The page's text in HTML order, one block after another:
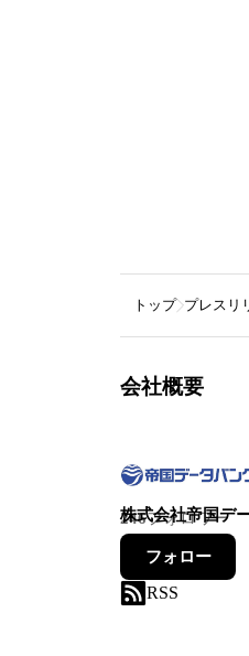
トップ プレスリ
会社概要
株式会社帝国デ
246フォロワー
フォロー
RSS